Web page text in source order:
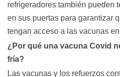
refrigeradores también pueden
en sus puertas para garantizar
tengan acceso a las vacunas
¿Por qué una vacuna Covid
fría?
Las vacunas y los refuerzos